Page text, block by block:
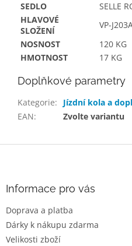
SEDLO
SELLE
HLAVOVÉ
SLOŽENÍ
VP-
NOSNOST
120 KG
HMOTNOST
17 KG
Doplňkové parametry
Kategorie:
Jízdní kola a
EAN: Zvolte variantu
Informace pro vás
Doprava a platba
Dárky k nákupu zdarma
Velikosti zboží